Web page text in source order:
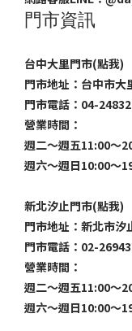
門市資訊
台中大里門市(點我)
門市地址：台中市
門市電話：04-
營業時間：
週二～週五11:00～
週六～週日10:00～
新北汐止門市(點我)
門市地址：新北市
門市電話：02-
營業時間：
週二～週五11:00～
週六～週日10:00～